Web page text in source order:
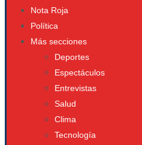
Nota Roja
Política
Más secciones
Deportes
Espectáculos
Entrevistas
Salud
Clima
Tecnología